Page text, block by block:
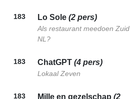
183 Lo Sole (2 pers)
Als restaurant meedoen Zuid
NL?
183 ChatGPT (4 pers)
Lokaal Zeven
183 Mille en gezelschap (2